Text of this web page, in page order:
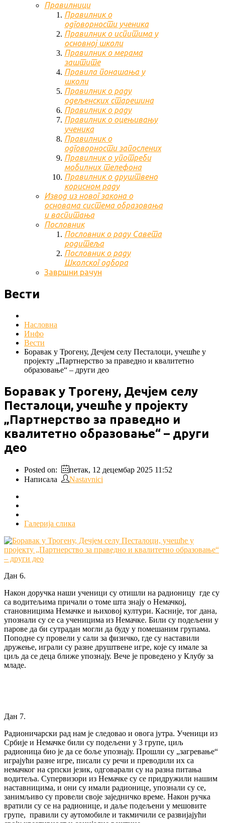
Правилници
Правилник о
одговорности ученика
Правилник о испитима у
основној школи
Правилник о мерама
заштите
Правила понашања у
школи
Правилник о раду
одељенских старешина
Правилник о раду
Правилник о оцењивању
ученика
Правилник о
одговорности запослених
Правилник о употреби
мобилних телефона
Правилник о друштвено
корисном раду
Извод из новог закона о
основама система образовања
и васпитања
Пословник
Пословник о раду Савета
родитеља
Пословник о раду
Школског одбора
Завршни рачун
Вести
Насловна
Инфо
Вести
Боравак у Трогену, Дечјем селу Песталоци, учешће у
пројекту „Партнерство за праведно и квалитетно
образовање“ – други део
Боравак у Трогену, Дечјем селу
Песталоци, учешће у пројекту
„Партнерство за праведно и
квалитетно образовање“ – други
део
Posted on:
петак, 12 децембар 2025 11:52
Написала
Nastavnici
Галерија слика
Дан 6.
Након доручка наши ученици су отишли на радионицу где су
са водитељима причали о томе шта знају о Немачкој,
становницима Немачке и њиховој култури. Касније, тог дана,
упознали су се са ученицима из Немачке. Били су подељени у
парове да би сутрадан могли да буду у помешаним групама.
Поподне су провели у сали за физичко, где су наставили
дружење, играли су разне друштвене игре, које су имале за
циљ да се деца ближе упознају. Вече је проведено у Клубу за
младе.
Дан 7.
Радионичарски рад нам је следовао и овога јутра. Ученици из
Србије и Немачке били су подељени у 3 групе, циљ
радионица био је да се боље упознају. Прошли су „загревање“
играјући разне игре, писали су речи и преводили их са
немачког на српски језик, одговарали су на разна питања
водитеља. Супервизори из Немачке су се придружили нашим
наставницима, и они су имали радионице, упознали су се,
занимљиво су провели своје заједничко време. Након ручка
вратили су се на радионице, и даље подељени у мешовите
групе, правили су аутомобиле и такмичили се развијајући